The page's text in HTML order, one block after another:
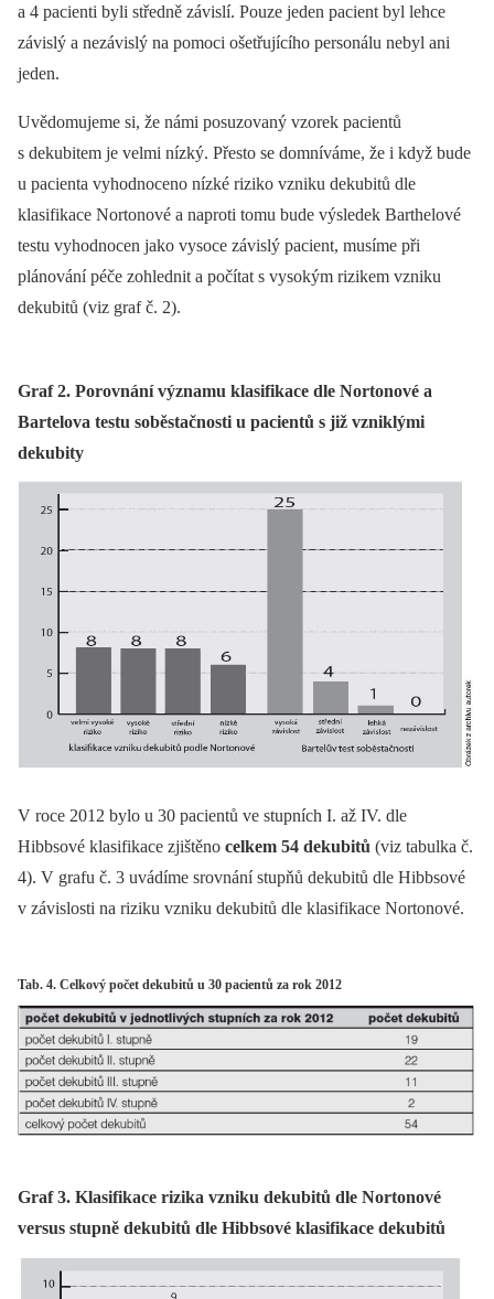
a 4 pacienti byli středně závislí. Pouze jeden pacient byl lehce
závislý a nezávislý na pomoci ošetřujícího personálu nebyl ani
jeden.
Uvědomujeme si, že námi posuzovaný vzorek pacientů
s dekubitem je velmi nízký. Přesto se domníváme, že i když bude
u pacienta vyhodnoceno nízké riziko vzniku dekubitů dle
klasifikace Nortonové a naproti tomu bude výsledek Barthelové
testu vyhodnocen jako vysoce závislý pacient, musíme při
plánování péče zohlednit a počítat s vysokým rizikem vzniku
dekubitů (viz graf č. 2).
Graf 2. Porovnání významu klasifikace dle Nortonové a
Bartelova testu soběstačnosti u pacientů s již vzniklými
dekubity
V roce 2012 bylo u 30 pacientů ve stupních I. až IV. dle
Hibbsové klasifikace zjištěno celkem 54 dekubitů (viz tabulka č.
4). V grafu č. 3 uvádíme srovnání stupňů dekubitů dle Hibbsové
v závislosti na riziku vzniku dekubitů dle klasifikace Nortonové.
Tab. 4. Celkový počet dekubitů u 30 pacientů za rok 2012
Graf 3. Klasifikace rizika vzniku dekubitů dle Nortonové
versus stupně dekubitů dle Hibbsové klasifikace dekubitů